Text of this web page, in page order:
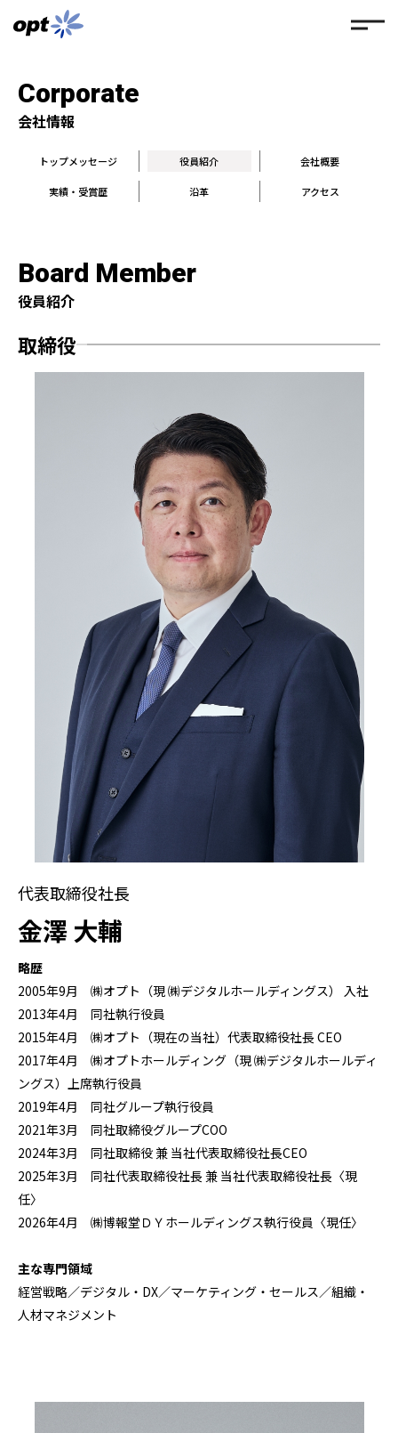
Corporate
会社情報
トップメッセージ 役員紹介 会社概要
実績・受賞歴 沿革 アクセス
Board Member
役員紹介
取締役
代表取締役社長
金澤 大輔
略歴
2005年9月 ㈱オプト（現 ㈱デジタルホールディングス） 入社
2013年4月 同社執行役員
2015年4月 ㈱オプト（現在の当社）代表取締役社長 CEO
2017年4月 ㈱オプトホールディング（現 ㈱デジタルホールディ
ングス）上席執行役員
2019年4月 同社グループ執行役員
2021年3月 同社取締役グループCOO
2024年3月 同社取締役 兼 当社代表取締役社長CEO
2025年3月 同社代表取締役社長 兼 当社代表取締役社長〈現
任〉
2026年4月 ㈱博報堂ＤＹホールディングス執行役員〈現任〉
主な専門領域
経営戦略／デジタル・DX／マーケティング・セールス／組織・
人材マネジメント